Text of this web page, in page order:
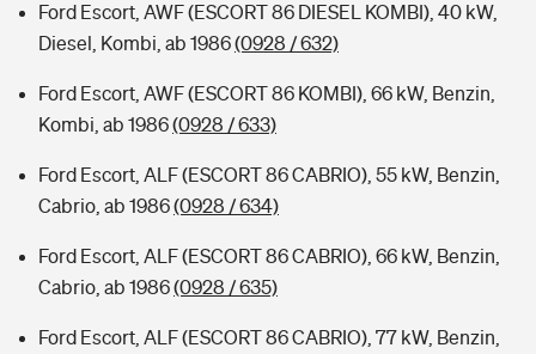
Ford Escort, AWF (ESCORT 86 DIESEL KOMBI), 40 kW,
Diesel, Kombi, ab 1986(0928 / 632)
Ford Escort, AWF (ESCORT 86 KOMBI), 66 kW, Benzin,
Kombi, ab 1986(0928 / 633)
Ford Escort, ALF (ESCORT 86 CABRIO), 55 kW, Benzin,
Cabrio, ab 1986(0928 / 634)
Ford Escort, ALF (ESCORT 86 CABRIO), 66 kW, Benzin,
Cabrio, ab 1986(0928 / 635)
Ford Escort, ALF (ESCORT 86 CABRIO), 77 kW, Benzin,